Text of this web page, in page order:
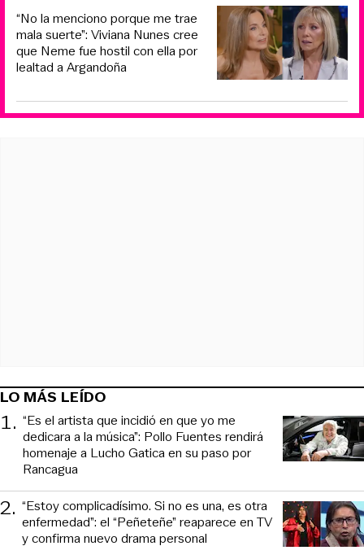
“No la menciono porque me trae
mala suerte”: Viviana Nunes cree
que Neme fue hostil con ella por
lealtad a Argandoña
LO MÁS LEÍDO
1. “Es el artista que incidió en que yo me
dedicara a la música”: Pollo Fuentes rendirá
homenaje a Lucho Gatica en su paso por
Rancagua
2. “Estoy complicadísimo. Si no es una, es otra
enfermedad”: el “Peñeteñe” reaparece en TV
y confirma nuevo drama personal